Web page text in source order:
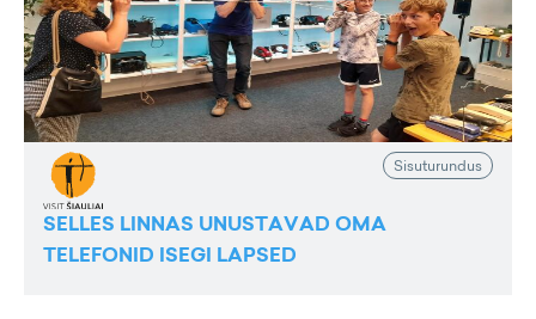
Sisuturundus
SELLES LINNAS UNUSTAVAD OMA
TELEFONID ISEGI LAPSED